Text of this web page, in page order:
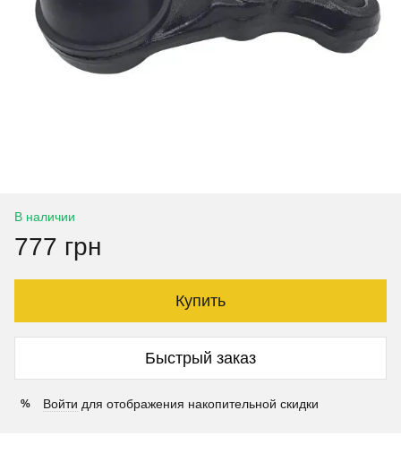
В наличии
777 грн
Купить
Быстрый заказ
% Войти для отображения накопительной скидки